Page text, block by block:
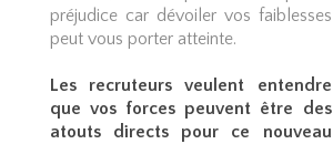
préjudice car dévoiler vos faiblesses
peut vous porter atteinte.
Les recruteurs veulent entendre
que vos forces peuvent être des
atouts directs pour ce nouveau